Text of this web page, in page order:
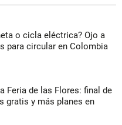
o cicla eléctrica? Ojo a
para circular en Colombia
Feria de las Flores: final de
gratis y más planes en